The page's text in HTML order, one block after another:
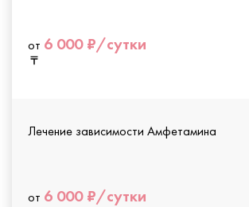
от 6 000 ₽/сутки
Лечение зависимости Амфетамина
от 6 000 ₽/сутки